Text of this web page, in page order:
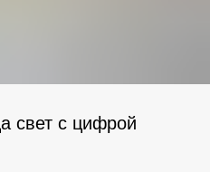
свет с цифрой